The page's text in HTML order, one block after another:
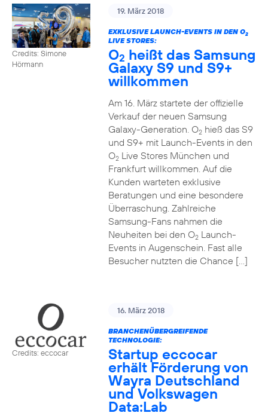
Credits: Simone
Hörmann
19. März 2018
EXKLUSIVE LAUNCH-EVENTS IN DEN O2
LIVE STORES:
O2 heißt das Samsung
Galaxy S9 und S9+
willkommen
Am 16. März startete der offizielle
Verkauf der neuen Samsung
Galaxy-Generation. O2hieß das S9
und S9+ mit Launch-Events in den
O2Live Stores München und
Frankfurt willkommen. Auf die
Kunden warteten exklusive
Beratungen und eine besondere
Überraschung. Zahlreiche
Samsung-Fans nahmen die
Neuheiten bei den O2Launch-
Events in Augenschein. Fast alle
Besucher nutzten die Chance […]
Credits: eccocar
16. März 2018
BRANCHENÜBERGREIFENDE
TECHNOLOGIE:
Startup eccocar
erhält Förderung von
Wayra Deutschland
und Volkswagen
Data:Lab